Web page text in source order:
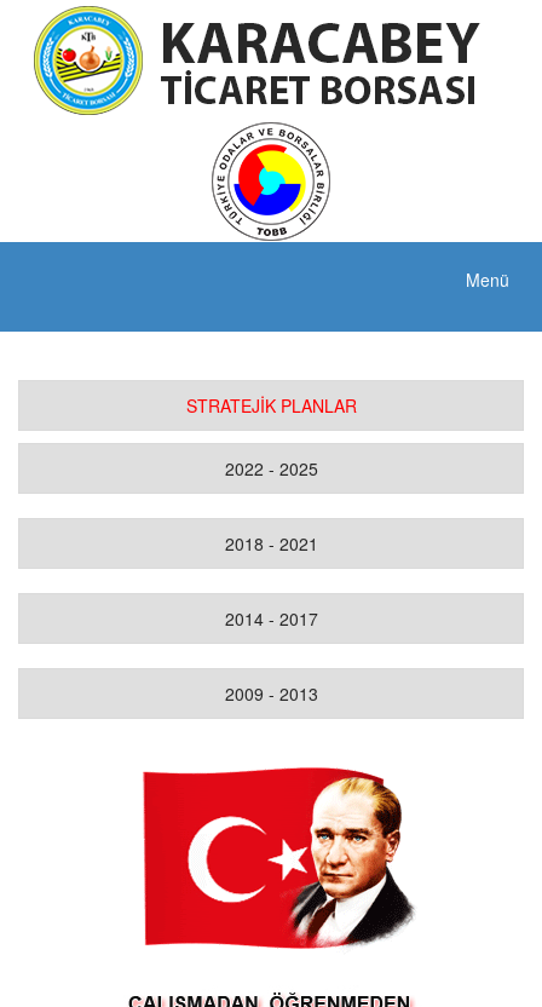
Menü
STRATEJİK PLANLAR
2022 - 2025
2018 - 2021
2014 - 2017
2009 - 2013